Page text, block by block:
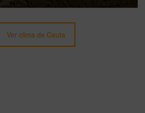
Ver clima de Ceuta